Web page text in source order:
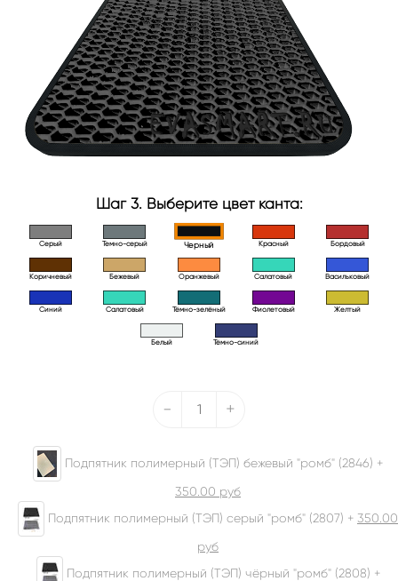
Шаг 3. Выберите цвет канта:
Серый Темно-серый Черный Красный Бордовый
Коричневый Бежевый Оранжевый Салатовый Васильковый
Синий Салатовый Тёмно-зелёный Фиолетовый Желтый
Белый Тёмно-синий
- +
Подпятник полимерный (ТЭП) бежевый "ромб" (2846) +
350.00 руб
Подпятник полимерный (ТЭП) серый "ромб" (2807) + 350.00
руб
Подпятник полимерный (ТЭП) чёрный "ромб" (2808) +